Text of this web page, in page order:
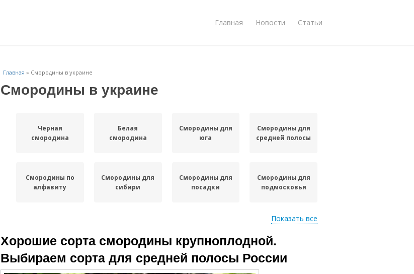
Главная Новости Статьи
Главная » Смородины в украине
Смородины в украине
Черная
смородина
Белая
смородина
Смородины для
юга
Смородины для
средней полосы
Смородины по
алфавиту
Смородины для
сибири
Смородины для
посадки
Смородины для
подмосковья
смородине
Показать все
Хорошие сорта смородины крупноплодной.
Выбираем сорта для средней полосы России